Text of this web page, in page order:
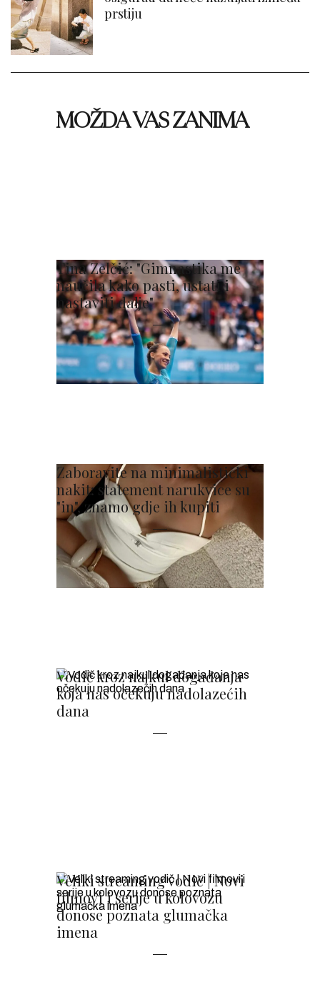
prstiju
MOŽDA VAS ZANIMA
Tina Zelčić: "Gimnastika me
naučila kako pasti, ustati i
nastaviti dalje"
Zaboravite na minimalistički
nakit: statement narukvice su
"in", znamo gdje ih kupiti
Vodič kroz najkul događanja
koja nas očekuju nadolazećih
dana
Veliki streaming vodič | Novi
filmovi i serije u kolovozu
donose poznata glumačka
imena